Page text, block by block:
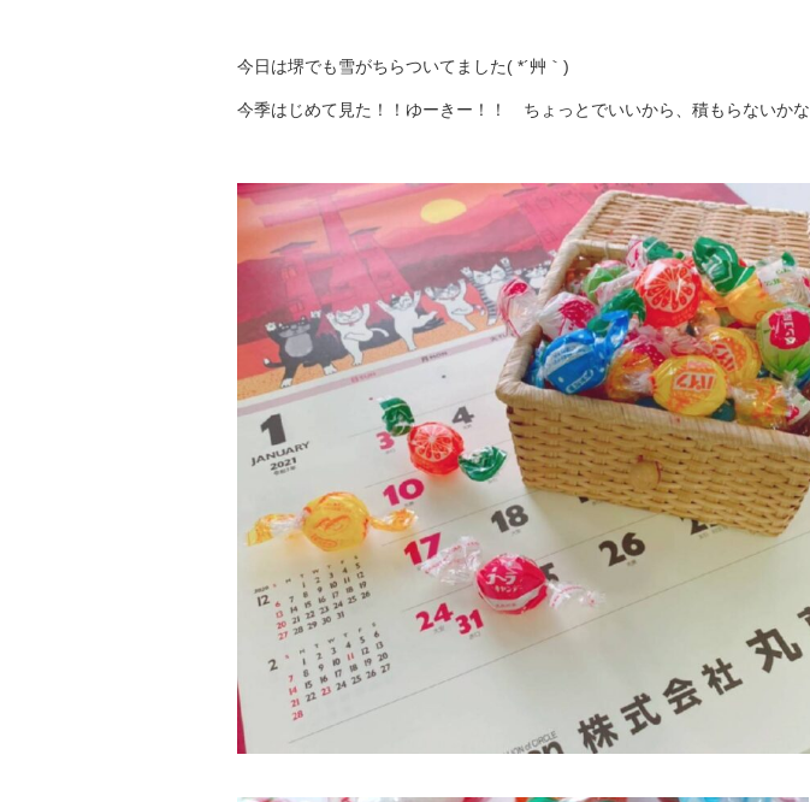
今日は堺でも雪がちらついてました( *´艸｀)
今季はじめて見た！！ゆーきー！！ ちょっとでいいから、積もらないかな